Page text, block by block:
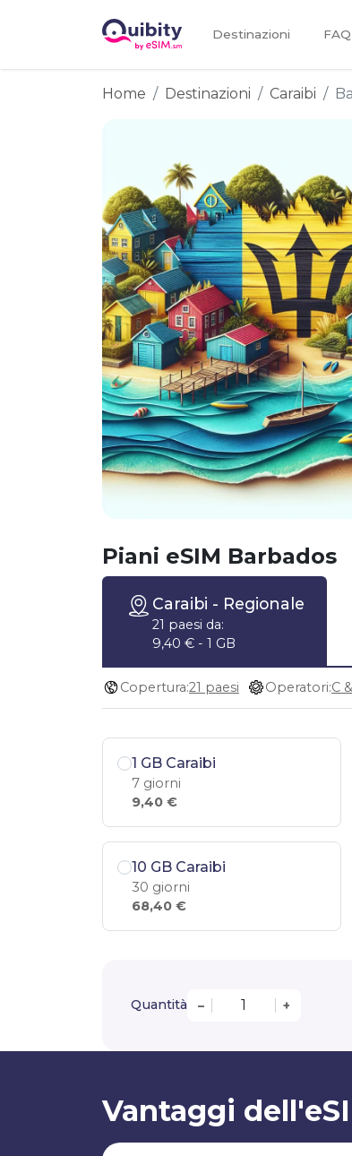
Destinazioni FAQ
Home Destinazioni Caraibi
Piani eSIM Barbados
Caraibi - Regionale
21 paesi da:
9,40 € - 1 GB
Copertura:21 paesi Operatori:
1 GB Caraibi
7 giorni
9,40 €
10 GB Caraibi
30 giorni
68,40 €
Quantità – +
Vantaggi